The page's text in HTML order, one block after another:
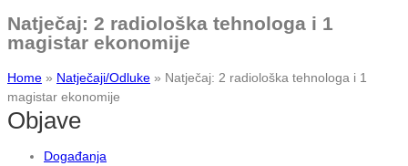
Natječaj: 2 radiološka tehnologa i 1
magistar ekonomije
Home » Natječaji/Odluke » Natječaj: 2 radiološka tehnologa i 1
magistar ekonomije
Objave
Događanja